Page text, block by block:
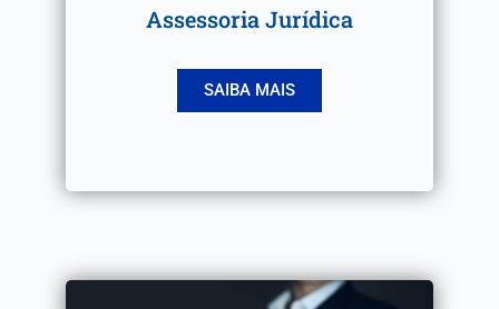
Assessoria Jurídica
SAIBA MAIS